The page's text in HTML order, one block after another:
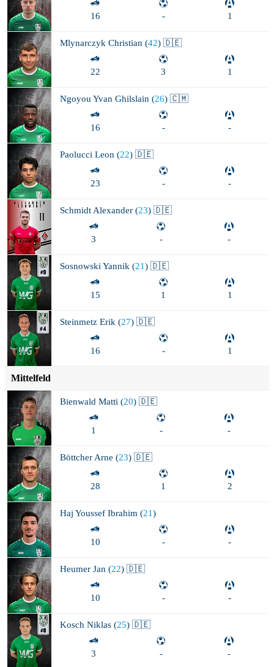
16 - 1
Mlynarczyk Christian (42) 🇩🇪
22 3 1
Ngoyou Yvan Ghilslain (26) 🇨🇲
16 - -
Paolucci Leon (22) 🇩🇪
23 - -
Schmidt Alexander (23) 🇩🇪
3 - -
Sosnowski Yannik (21) 🇩🇪
15 1 1
Steinmetz Erik (27) 🇩🇪
16 - 1
Mittelfeld
Bienwald Matti (20) 🇩🇪
1 - -
Böttcher Arne (23) 🇩🇪
28 1 2
Haj Youssef Ibrahim (21)
10 - -
Heumer Jan (22) 🇩🇪
10 - -
Kosch Niklas (25) 🇩🇪
3 - -